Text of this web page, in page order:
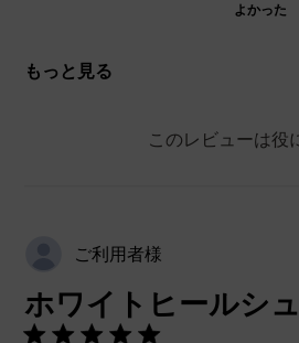
よかった
もっと見る
このレビューは役
ご利用者様
ホワイトヒールシ